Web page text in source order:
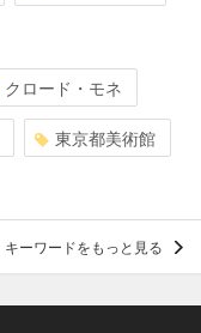
クロード・モネ
東京都美術館
キーワードをもっと見る